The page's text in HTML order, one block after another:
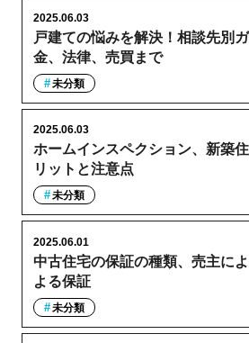
戸建ての悩みを解決！相談先別
金、法律、売買まで
2025.06.03
未分類
ホームインスペクション、新築
リットと注意点
2025.06.03
未分類
中古住宅の保証の種類、売主に
よる保証
2025.06.01
未分類